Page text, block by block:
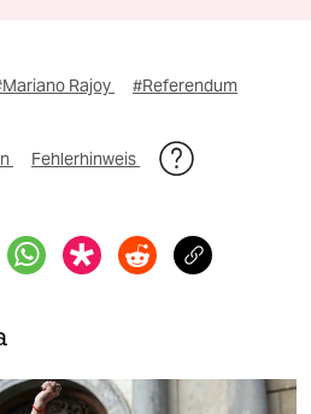
Rajoy #Referendum
Fehlerhinweis